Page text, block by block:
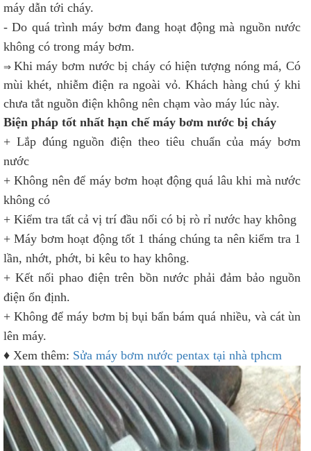
máy dẫn tới cháy.
- Do quá trình máy bơm đang hoạt động mà nguồn nước
không có trong máy bơm.
⇒ Khi máy bơm nước bị cháy có hiện tượng nóng má, Có
mùi khét, nhiễm điện ra ngoài vỏ. Khách hàng chú ý khi
chưa tắt nguồn điện không nên chạm vào máy lúc này.
Biện pháp tốt nhất hạn chế máy bơm nước bị cháy
+ Lắp đúng nguồn điện theo tiêu chuẩn của máy bơm
nước
+ Không nên để máy bơm hoạt động quá lâu khi mà nước
không có
+ Kiểm tra tất cả vị trí đầu nối có bị rò rỉ nước hay không
+ Máy bơm hoạt động tốt 1 tháng chúng ta nên kiểm tra 1
lần, nhớt, phớt, bi kêu to hay không.
+ Kết nối phao điện trên bồn nước phải đảm bảo nguồn
điện ổn định.
+ Không để máy bơm bị bụi bẩn bám quá nhiều, và cát ùn
lên máy.
♦ Xem thêm: Sửa máy bơm nước pentax tại nhà tphcm